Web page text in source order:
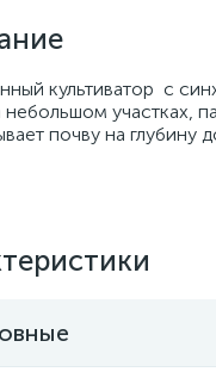
культиватор с
небольшом участках,
почву на глубину